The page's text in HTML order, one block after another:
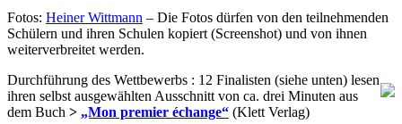
Fotos: Heiner Wittmann – Die Fotos dürfen von den teilnehmenden
Schülern und ihren Schulen kopiert (Screenshot) und von ihnen
weiterverbreitet werden.
Durchführung des Wettbewerbs : 12 Finalisten (siehe unten) lesen
ihren selbst ausgewählten Ausschnitt von ca. drei Minuten aus
dem Buch > „Mon premier échange“ (Klett Verlag)